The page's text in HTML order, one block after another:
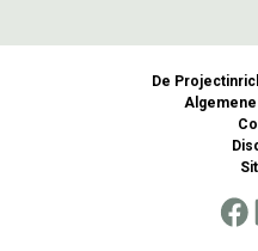
De